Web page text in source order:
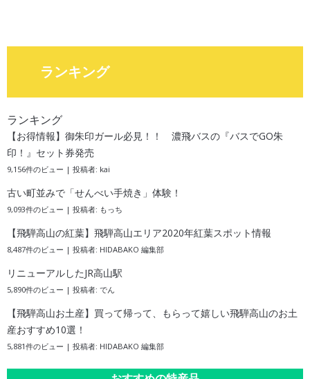
ランキング
ランキング
【お得情報】御朱印ガール必見！！ 濃飛バスの『バスでGO朱
印！』セット券発売
9,156件のビュー | 投稿者: kai
古い町並みで「せんべい手焼き」体験！
9,093件のビュー | 投稿者: もっち
【飛騨高山の紅葉】飛騨高山エリア2020年紅葉スポット情報
8,487件のビュー | 投稿者: HIDABAKO 編集部
リニューアルしたJR高山駅
5,890件のビュー | 投稿者: でん
【飛騨高山お土産】買って帰って、もらって嬉しい飛騨高山のお土
産おすすめ10選！
5,881件のビュー | 投稿者: HIDABAKO 編集部